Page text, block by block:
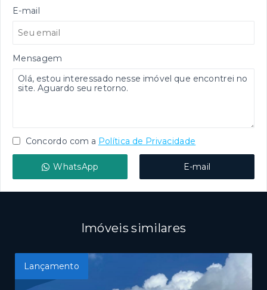
E-mail
Mensagem
Concordo com a Política de Privacidade
WhatsApp E-mail
Imóveis similares
Lançamento